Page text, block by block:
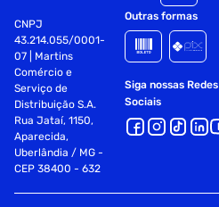
CNPJ
43.214.055/0001-
07 | Martins
Comércio e
Serviço de
Distribuição S.A.
Rua Jataí, 1150,
Aparecida,
Uberlândia / MG -
CEP 38400 - 632
Outras formas
Siga nossas Redes
Sociais